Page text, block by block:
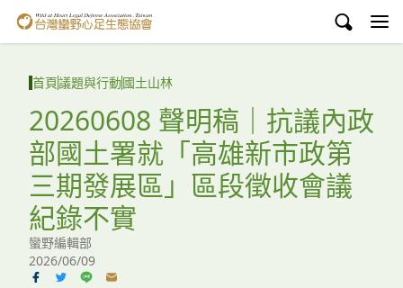
台灣蠻野心足生態協會
環境教育
白海豚媽祖宮
支持蠻野
English
首頁議題與行動國土山林
20260608 聲明稿｜抗議內政
部國土署就「高雄新市政第
三期發展區」區段徵收會議
紀錄不實
蠻野編輯部
2026/06/09